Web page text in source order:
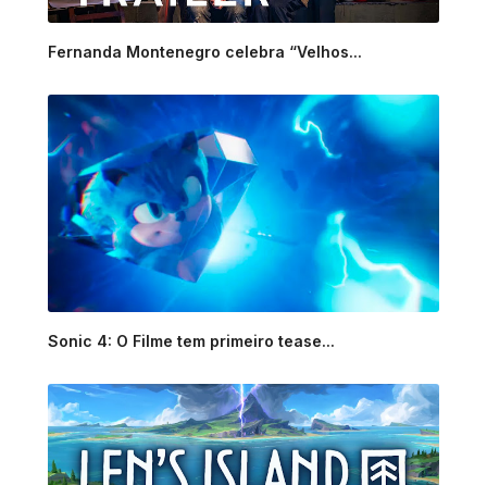
Fernanda Montenegro celebra “Velhos...
Sonic 4: O Filme tem primeiro tease...